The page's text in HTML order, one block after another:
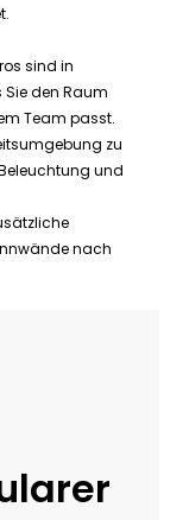
sind in
den Raum
Team passt.
zu
und
nach